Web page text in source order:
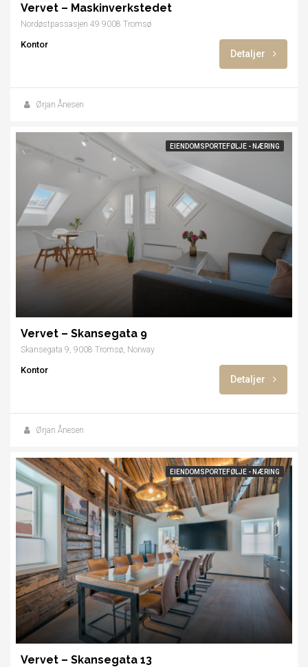
Vervet – Maskinverkstedet
Nordøstpassasjen 49 9008 Tromsø
Kontor
Detaljer
Ørjan Ånesen
EIENDOMSPORTEFØLJE - NÆRING
Vervet – Skansegata 9
Skansegata 9, 9008 Tromsø, Norway
Kontor
Detaljer
Ørjan Ånesen
EIENDOMSPORTEFØLJE - NÆRING
Vervet – Skansegata 13